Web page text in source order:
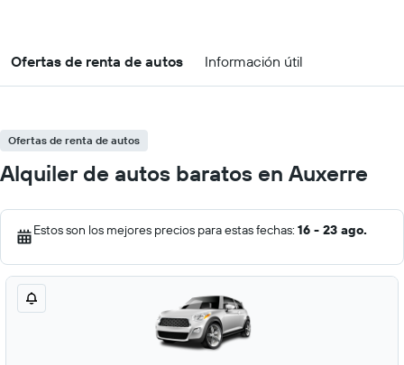
Ofertas de renta de autos Información útil
Ofertas de renta de autos
Alquiler de autos baratos en Auxerre
Estos son los mejores precios para estas fechas: 16 - 23 ago.